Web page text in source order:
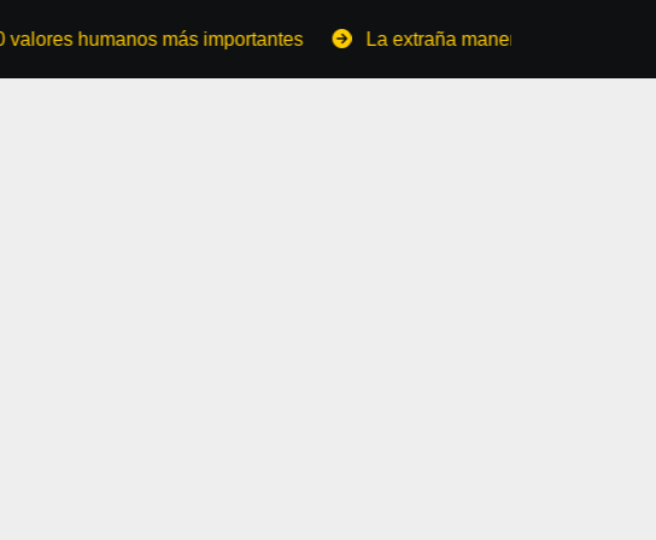
más importantes La extraña manera de convertirse en familia